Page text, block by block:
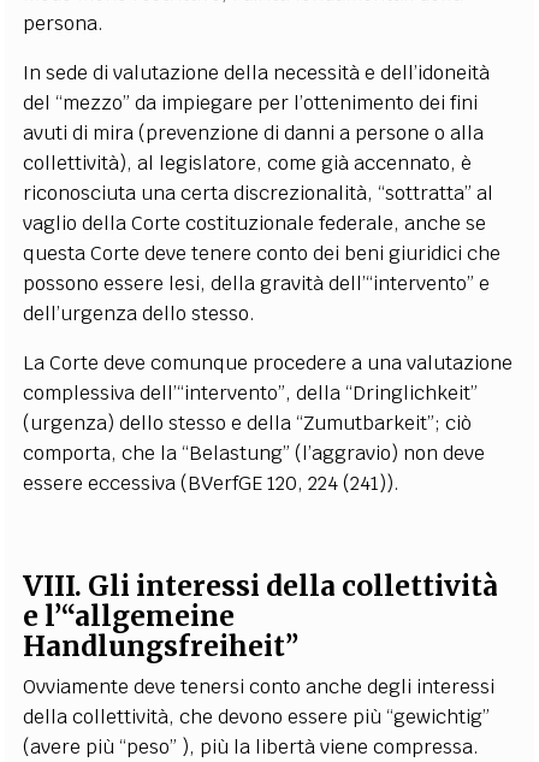
persona.
In sede di valutazione della necessità e dell’idoneità
del “mezzo” da impiegare per l’ottenimento dei fini
avuti di mira (prevenzione di danni a persone o alla
collettività), al legislatore, come già accennato, è
riconosciuta una certa discrezionalità, “sottratta” al
vaglio della Corte costituzionale federale, anche se
questa Corte deve tenere conto dei beni giuridici che
possono essere lesi, della gravità dell’“intervento” e
dell’urgenza dello stesso.
La Corte deve comunque procedere a una valutazione
complessiva dell’“intervento”, della “Dringlichkeit”
(urgenza) dello stesso e della “Zumutbarkeit”; ciò
comporta, che la “Belastung” (l’aggravio) non deve
essere eccessiva (BVerfGE 120, 224 (241)).
VIII. Gli interessi della collettività
e l’“allgemeine
Handlungsfreiheit”
Ovviamente deve tenersi conto anche degli interessi
della collettività, che devono essere più “gewichtig”
(avere più “peso” ), più la libertà viene compressa.